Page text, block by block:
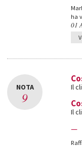
ha
01
NOTA
9
Il
Il
—